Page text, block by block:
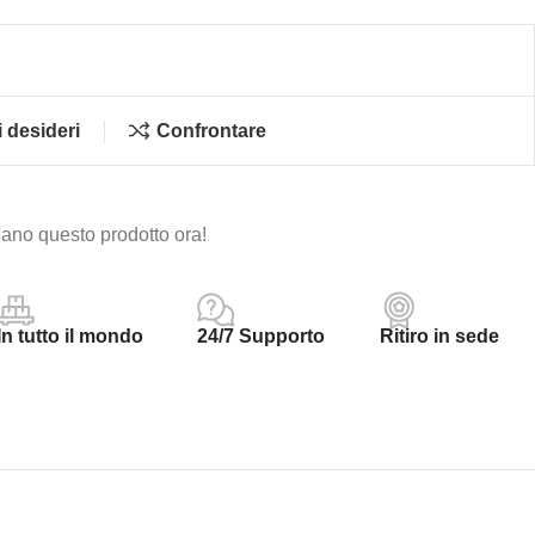
desideri Confrontare
questo prodotto ora!
In tutto il mondo 24/7 Supporto Ritiro in sede